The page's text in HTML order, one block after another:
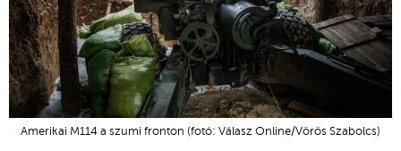
Amerikai M114 a szumi fronton (fotó: Válasz Online/Vörös Szabolcs)